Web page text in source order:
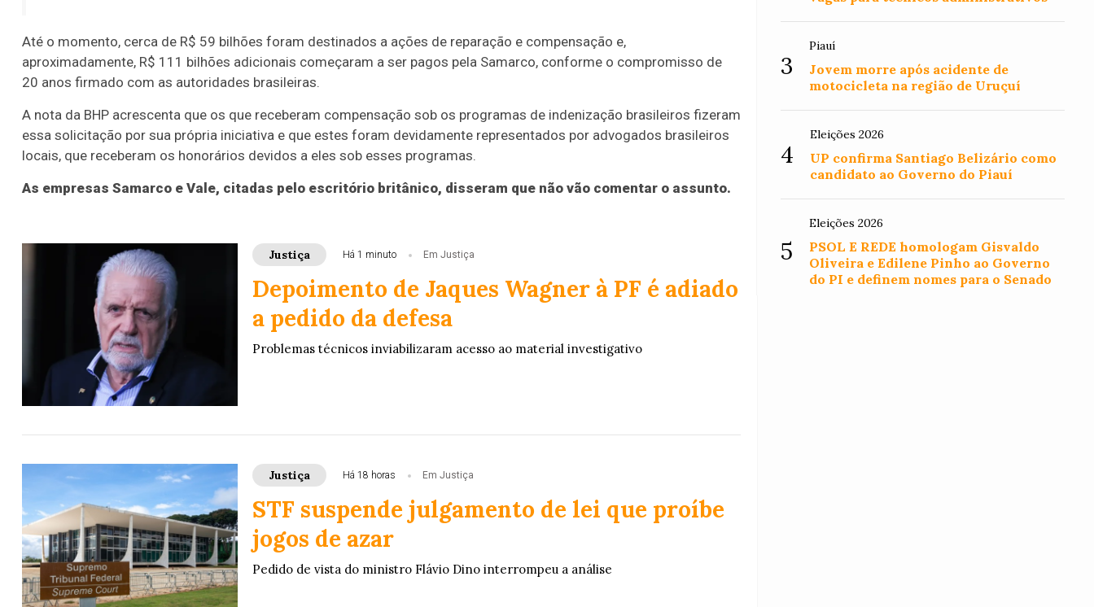
Até o momento, cerca de R$ 59 bilhões foram destinados a ações de reparação e compensação e,
aproximadamente, R$ 111 bilhões adicionais começaram a ser pagos pela Samarco, conforme o compromisso de
20 anos firmado com as autoridades brasileiras.
A nota da BHP acrescenta que os que receberam compensação sob os programas de indenização brasileiros fizeram
essa solicitação por sua própria iniciativa e que estes foram devidamente representados por advogados brasileiros
locais, que receberam os honorários devidos a eles sob esses programas.
As empresas Samarco e Vale, citadas pelo escritório britânico, disseram que não vão comentar o assunto.
Justiça Há 1 minuto Em Justiça
Depoimento de Jaques Wagner à PF é adiado
a pedido da defesa
Problemas técnicos inviabilizaram acesso ao material investigativo
Justiça Há 18 horas Em Justiça
STF suspende julgamento de lei que proíbe
jogos de azar
Pedido de vista do ministro Flávio Dino interrompeu a análise
3
Piauí
Jovem morre após acidente de
motocicleta na região de Uruçuí
4
Eleições 2026
UP confirma Santiago Belizário como
candidato ao Governo do Piauí
5
Eleições 2026
PSOL E REDE homologam Gisvaldo
Oliveira e Edilene Pinho ao Governo
do PI e definem nomes para o Senado